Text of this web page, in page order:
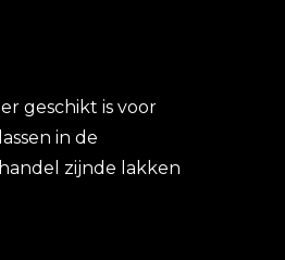
geschikt is voor
in de
zijnde lakken